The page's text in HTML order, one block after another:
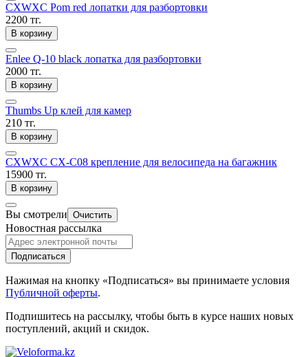
CXWXC Pom red лопатки для разбортовки
2200 тг.
В корзину
Enlee Q-10 black лопатка для разбортовки
2000 тг.
В корзину
Thumbs Up клей для камер
210 тг.
В корзину
CXWXC CX-C08 крепление для велосипеда на багажник
15900 тг.
В корзину
Вы смотрели Очистить
Новостная рассылка
Подписаться
Нажимая на кнопку «Подписаться» вы принимаете условия
Публичной оферты.
Подпишитесь на рассылку, чтобы быть в курсе наших новых
поступлений, акций и скидок.